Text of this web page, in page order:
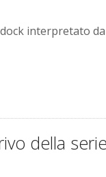
interpretato da
della